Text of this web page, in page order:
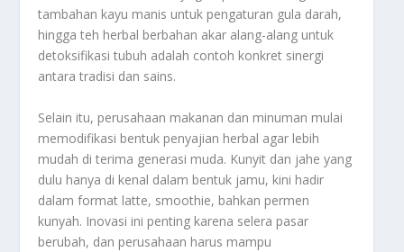
tambahan kayu manis untuk pengaturan gula darah,
hingga teh herbal berbahan akar alang-alang untuk
detoksifikasi tubuh adalah contoh konkret sinergi
antara tradisi dan sains.
Selain itu, perusahaan makanan dan minuman mulai
memodifikasi bentuk penyajian herbal agar lebih
mudah di terima generasi muda. Kunyit dan jahe yang
dulu hanya di kenal dalam bentuk jamu, kini hadir
dalam format latte, smoothie, bahkan permen
kunyah. Inovasi ini penting karena selera pasar
berubah, dan perusahaan harus mampu